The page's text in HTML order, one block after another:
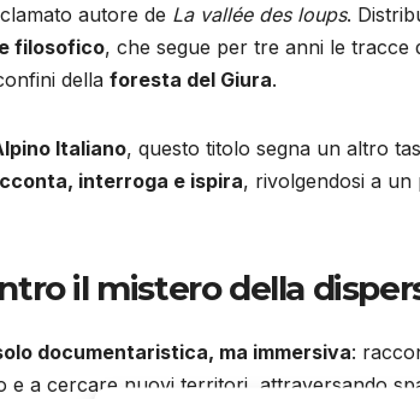
autore de La vallée des loups.
filosofico, che segue per tre anni le tracce
della foresta del Giura.
Italiano, questo titolo segna un altro
interroga e ispira, rivolgendosi a un
il mistero della
documentaristica, ma immersiva:
e a cercare nuovi territori, attraversando